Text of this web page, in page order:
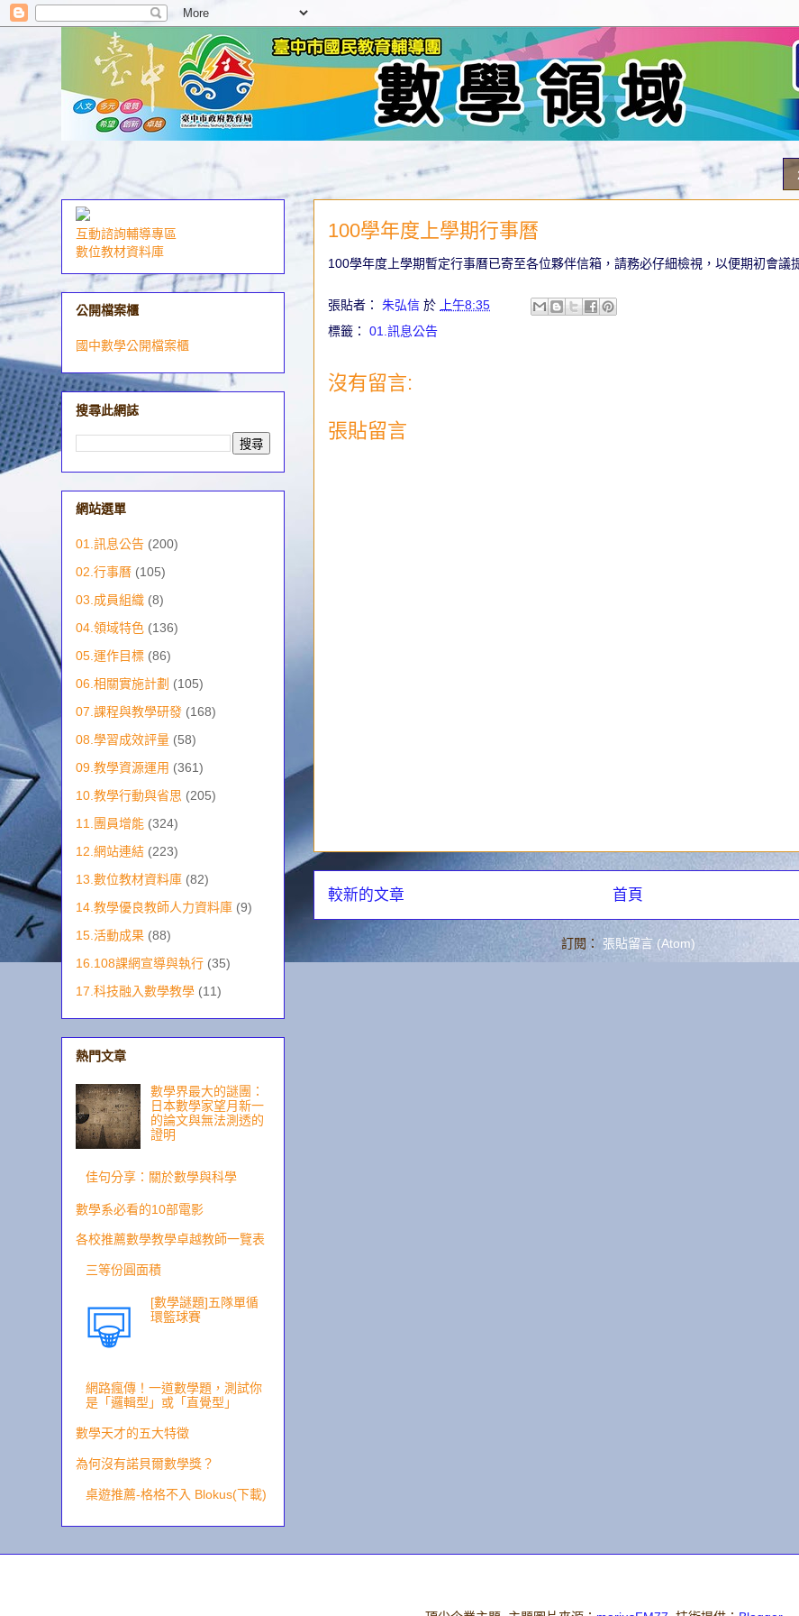
100學年度上學期行事曆
100學年度上學期暫定行事曆已寄至各位夥伴信箱，請務必仔細檢視，以便期初會議
張貼者： 朱弘信 於
上午8:35
標籤： 01.訊息公告
沒有留言:
張貼留言
較新的文章 首頁
訂閱： 張貼留言 (Atom)
互動諮詢輔導專區
數位教材資料庫
公開檔案櫃
國中數學公開檔案櫃
搜尋此網誌
網站選單
01.訊息公告 (200)
02.行事曆 (105)
03.成員組織 (8)
04.領域特色 (136)
05.運作目標 (86)
06.相關實施計劃 (105)
07.課程與教學研發 (168)
08.學習成效評量 (58)
09.教學資源運用 (361)
10.教學行動與省思 (205)
11.團員增能 (324)
12.網站連結 (223)
13.數位教材資料庫 (82)
14.教學優良教師人力資料庫 (9)
15.活動成果 (88)
16.108課網宣導與執行 (35)
17.科技融入數學教學 (11)
熱門文章
數學界最大的謎團：
日本數學家望月新一
的論文與無法測透的
證明
佳句分享：關於數學與科學
數學系必看的10部電影
各校推薦數學教學卓越教師一覽表
三等份圓面積
[數學謎題]五隊單循
環籃球賽
網路瘋傳！一道數學題，測試你
是「邏輯型」或「直覺型」
數學天才的五大特徵
為何沒有諾貝爾數學獎？
桌遊推薦-格格不入 Blokus(下載)